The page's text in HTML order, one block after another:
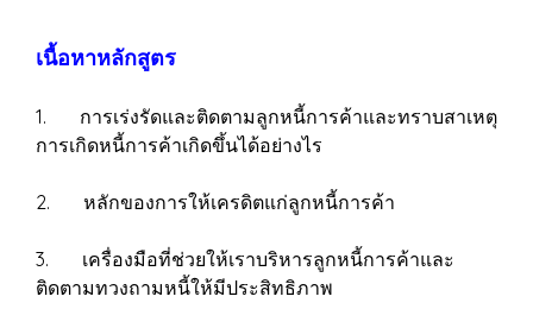
เนื้อหาหลักสูตร
1. การเร่งรัดและติดตามลูกหนี้การค้าและทราบสาเหตุ
การเกิดหนี้การค้าเกิดขึ้นได้อย่างไร
2. หลักของการให้เครดิตแก่ลูกหนี้การค้า
3. เครื่องมือที่ช่วยให้เราบริหารลูกหนี้การค้าและ
ติดตามทวงถามหนี้ให้มีประสิทธิภาพ